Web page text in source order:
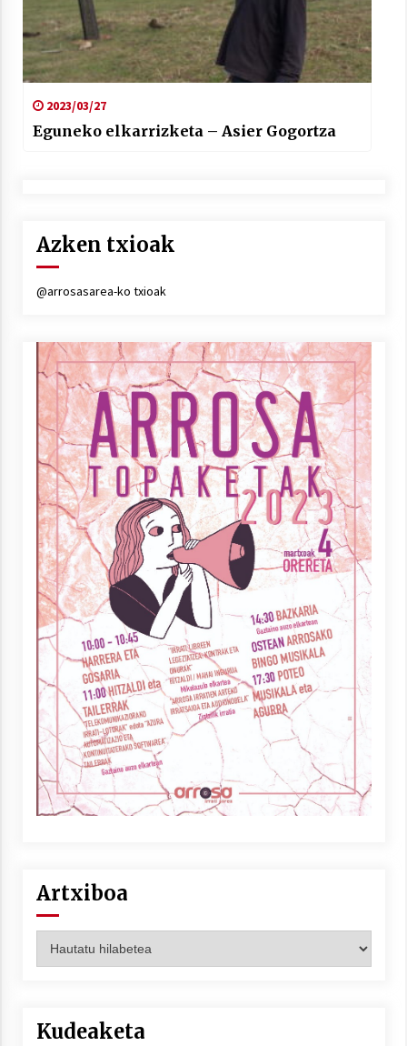
2023/03/27
Eguneko elkarrizketa – Asier Gogortza
Azken txioak
@arrosasarea-ko txioak
Artxiboa
Kudeaketa